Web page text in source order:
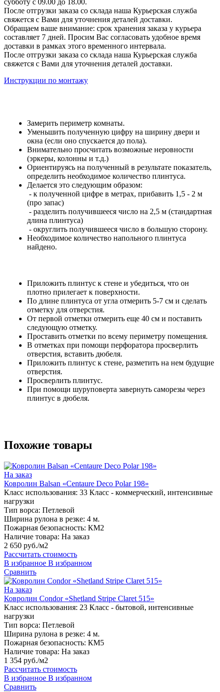
субботу с 09.00 до 18.00.
После отгрузки заказа со склада наша Курьерская служба
свяжется с Вами для уточнения деталей доставки.
Обращаем ваше внимание: срок хранения заказа у курьера
составляет 7 дней. Просим Вас согласовать удобное время
доставки в рамках этого временного интервала.
После отгрузки заказа со склада наша Курьерская служба
свяжется с Вами для уточнения деталей доставки.
Инструкции по монтажу
Замерить периметр комнаты.
Уменьшить полученную цифру на ширину двери и
окна (если оно спускается до пола).
Внимательно просчитать возможные неровности
(эркеры, колонны и т.д.)
Ориентируясь на полученный в результате показатель,
определить необходимое количество плинтуса.
Делается это следующим образом:
- к полученной цифре в метрах, прибавить 1,5 - 2 м
(про запас)
- разделить получившееся число на 2,5 м (стандартная
длина плинтуса)
- округлить получившееся число в большую сторону.
Необходимое количество напольного плинтуса
найдено.
Приложить плинтус к стене и убедиться, что он
плотно прилегает к поверхности.
По длине плинтуса от угла отмерить 5-7 см и сделать
отметку для отверстия.
От первой отметки отмерить еще 40 см и поставить
следующую отметку.
Проставить отметки по всему периметру помещения.
В отметках при помощи перфоратора просверлить
отверстия, вставить дюбеля.
Приложить плинтус к стене, разметить на нем будущие
отверстия.
Просверлить плинтус.
При помощи шуруповерта завернуть саморезы через
плинтус в дюбеля.
Похожие товары
На заказ
Ковролин Balsan «Centaure Deco Polar 198»
Класс использования: 33 Класс - коммерческий, интенсивные
нагрузки
Тип ворса: Петлевой
Ширина рулона в резке: 4 м.
Пожарная безопасность: КМ2
Наличие товара: На заказ
2 650 руб./м2
Рассчитать стоимость
В избранное В избранном
Сравнить
На заказ
Ковролин Condor «Shetland Stripe Claret 515»
Класс использования: 23 Класс - бытовой, интенсивные
нагрузки
Тип ворса: Петлевой
Ширина рулона в резке: 4 м.
Пожарная безопасность: КМ5
Наличие товара: На заказ
1 354 руб./м2
Рассчитать стоимость
В избранное В избранном
Сравнить